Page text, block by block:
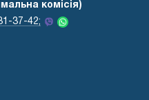
комісія)
37-42;